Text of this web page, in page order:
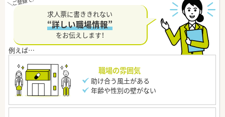
求人票に書ききれない
“詳しい職場情報”
をお伝えします！
職場の雰囲気
助け合う風土がある
年齢や性別の壁がない